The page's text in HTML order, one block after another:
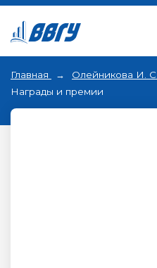
Главная Олейникова И. С.
Награды и премии